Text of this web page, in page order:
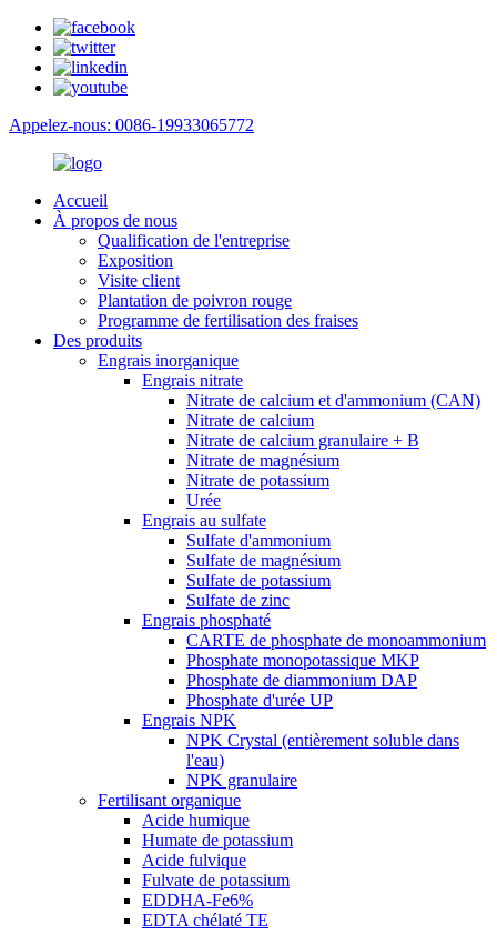
Appelez-nous: 0086-19933065772
Accueil
À propos de nous
Qualification de l'entreprise
Exposition
Visite client
Plantation de poivron rouge
Programme de fertilisation des fraises
Des produits
Engrais inorganique
Engrais nitrate
Nitrate de calcium et d'ammonium (CAN)
Nitrate de calcium
Nitrate de calcium granulaire + B
Nitrate de magnésium
Nitrate de potassium
Urée
Engrais au sulfate
Sulfate d'ammonium
Sulfate de magnésium
Sulfate de potassium
Sulfate de zinc
Engrais phosphaté
CARTE de phosphate de monoammonium
Phosphate monopotassique MKP
Phosphate de diammonium DAP
Phosphate d'urée UP
Engrais NPK
NPK Crystal (entièrement soluble dans
l'eau)
NPK granulaire
Fertilisant organique
Acide humique
Humate de potassium
Acide fulvique
Fulvate de potassium
EDDHA-Fe6%
EDTA chélaté TE